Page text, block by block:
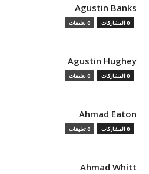
Agustin Banks
0 المشاركات 0 تعليقات
Agustin Hughey
0 المشاركات 0 تعليقات
Ahmad Eaton
0 المشاركات 0 تعليقات
Ahmad Whitt